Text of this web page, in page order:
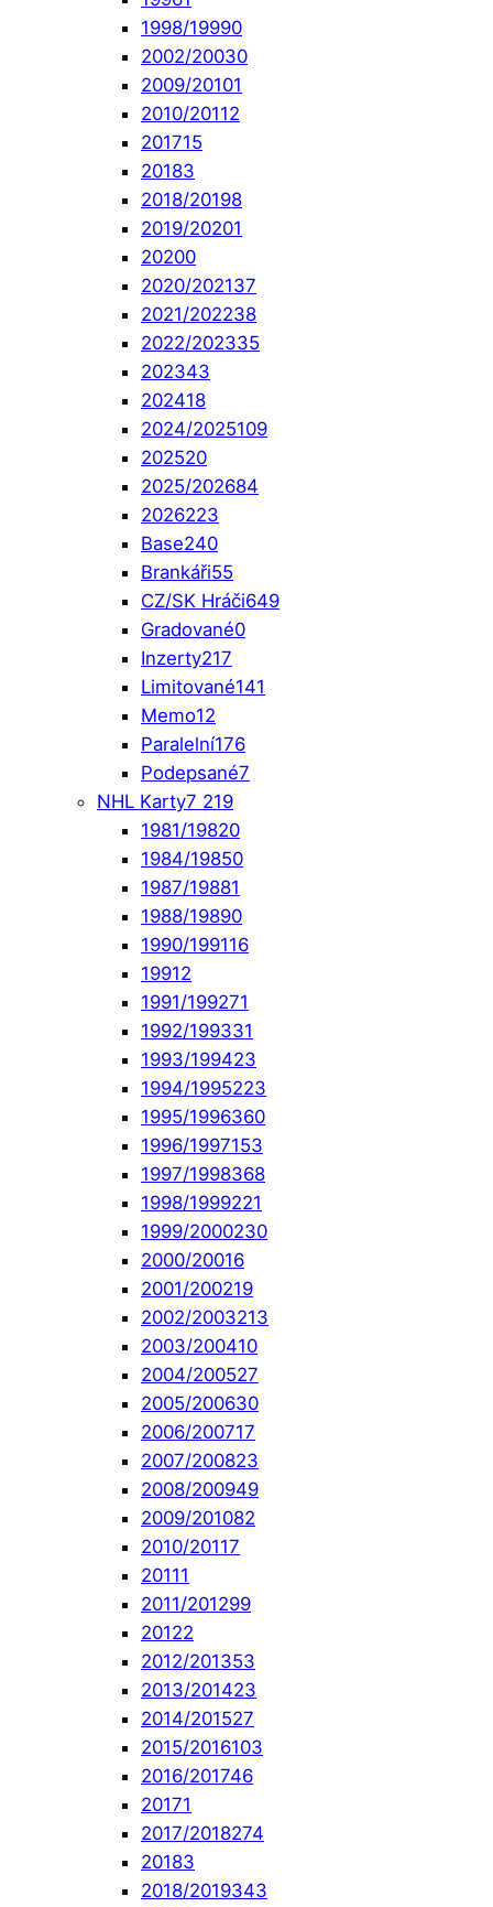
1998/19990
2002/20030
2009/20101
2010/20112
201715
20183
2018/20198
2019/20201
20200
2020/202137
2021/202238
2022/202335
202343
202418
2024/2025109
202520
2025/202684
2026223
Base240
Brankáři55
CZ/SK Hráči649
Gradované0
Inzerty217
Limitované141
Memo12
Paralelní176
Podepsané7
NHL Karty7 219
1981/19820
1984/19850
1987/19881
1988/19890
1990/199116
19912
1991/199271
1992/199331
1993/199423
1994/1995223
1995/1996360
1996/1997153
1997/1998368
1998/1999221
1999/2000230
2000/20016
2001/200219
2002/2003213
2003/200410
2004/200527
2005/200630
2006/200717
2007/200823
2008/200949
2009/201082
2010/20117
20111
2011/201299
20122
2012/201353
2013/201423
2014/201527
2015/2016103
2016/201746
20171
2017/2018274
20183
2018/2019343